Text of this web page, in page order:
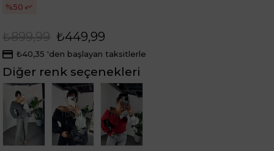
50
₺899,99 ₺449,99
₺40,35 'den başlayan taksitlerle
Diğer renk seçenekleri
Tükendi Tükendi Tükendi